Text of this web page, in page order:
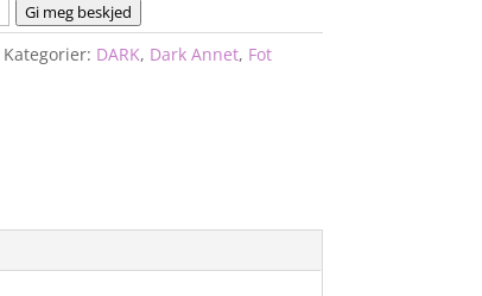
Gi meg beskjed
Kategorier: DARK, Dark Annet, Fot